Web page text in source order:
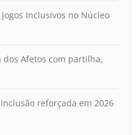
Inclusivos no Núcleo
dos Afetos com partilha,
reforçada em 2026